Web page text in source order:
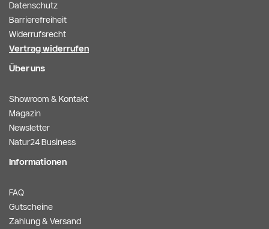
Datenschutz
Barrierefreiheit
Widerrufsrecht
Vertrag widerrufen
Über uns
Showroom & Kontakt
Magazin
Newsletter
Natur24 Business
Informationen
FAQ
Gutscheine
Zahlung & Versand